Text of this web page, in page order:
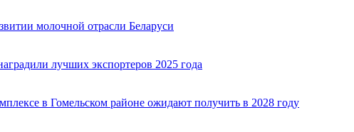
молочной отрасли Беларуси
лучших экспортеров 2025 года
в Гомельском районе ожидают получить в 2028 году